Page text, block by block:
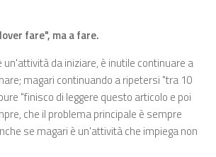
fare", ma a fare.
un'attività da iniziare, è inutile continuare a
magari continuando a ripetersi "tra 10
"finisco di leggere questo articolo e poi
che il problema principale è sempre
se magari è un'attività che impiega non